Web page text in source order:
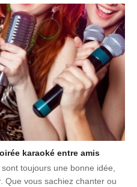
karaoké entre amis
toujours une bonne idée,
Que vous sachiez chanter ou